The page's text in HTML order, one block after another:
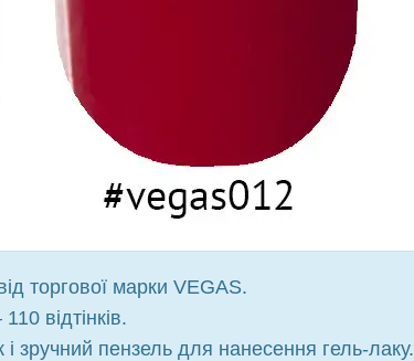
торгової марки VEGAS.
відтінків.
зручний пензель для нанесення гель-лаку.